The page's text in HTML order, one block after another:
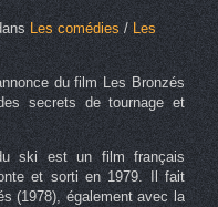
Les comédies/Les
du film Les Bronzés
secrets de tournage et
ski est un film français
et sorti en 1979. Il fait
(1978), également avec la